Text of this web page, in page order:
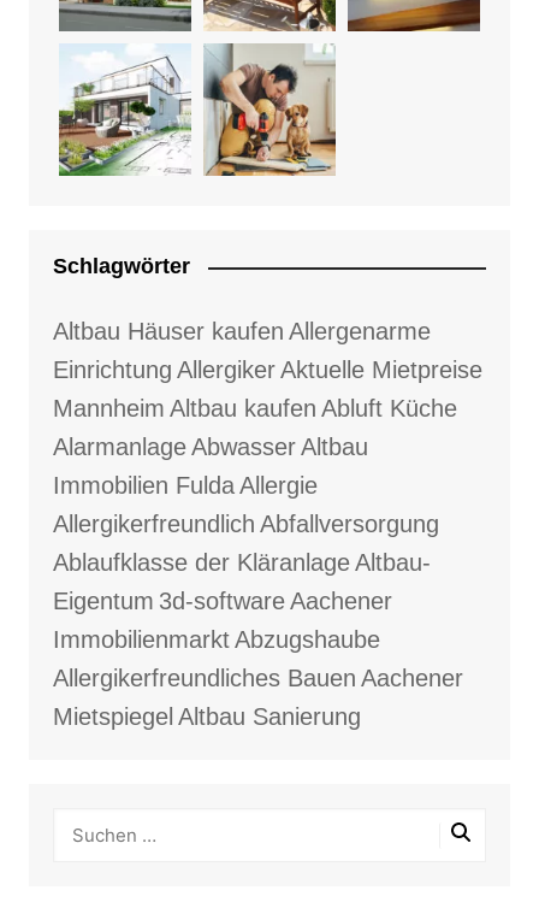
Schlagwörter
Altbau Häuser kaufen Allergenarme
Einrichtung AllergikerAktuelle Mietpreise
Mannheim Altbau kaufen Abluft Küche
AlarmanlageAbwasserAltbau
Immobilien FuldaAllergie
Allergikerfreundlich Abfallversorgung
Ablaufklasse der KläranlageAltbau-
Eigentum 3d-softwareAachener
ImmobilienmarktAbzugshaube
Allergikerfreundliches Bauen Aachener
Mietspiegel Altbau Sanierung